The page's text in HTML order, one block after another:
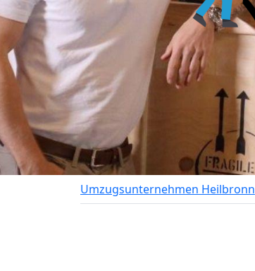
Umzugsunternehmen Heilbronn